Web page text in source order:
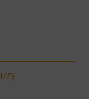
F)